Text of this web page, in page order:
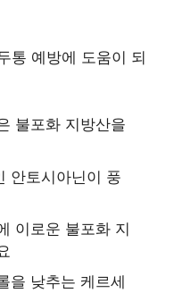
통 예방에 도움이 되
불포화 지방산을
안토시아닌이 풍
이로운 불포화 지
을 낮추는 케르세